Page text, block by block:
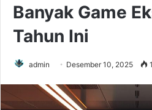
Banyak Game
Tahun Ini
admin Desember 10, 2025